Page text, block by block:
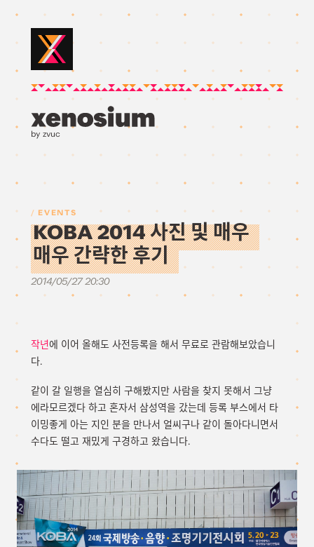
by zvuc
EVENTS
KOBA 2014 사진 및 매우
매우 간략한 후기
2014/05/27 20:30
작년에 이어 올해도 사전등록을 해서 무료로 관람해보았습니
다.
같이 갈 일행을 열심히 구해봤지만 사람을 찾지 못해서 그냥
에라모르겠다 하고 혼자서 삼성역을 갔는데 등록 부스에서 타
이밍좋게 아는 지인 분을 만나서 얼씨구나 같이 돌아다니면서
수다도 떨고 재밌게 구경하고 왔습니다.